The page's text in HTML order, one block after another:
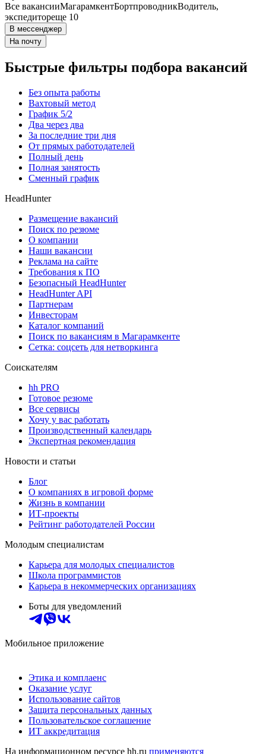
Все вакансииМагарамкентБортпроводникВодитель,
экспедитореще 10
В мессенджер
На почту
Быстрые фильтры подбора вакансий
Без опыта работы
Вахтовый метод
График 5/2
Два через два
За последние три дня
От прямых работодателей
Полный день
Полная занятость
Сменный график
HeadHunter
Размещение вакансий
Поиск по резюме
О компании
Наши вакансии
Реклама на сайте
Требования к ПО
Безопасный HeadHunter
HeadHunter API
Партнерам
Инвесторам
Каталог компаний
Поиск по вакансиям в Магарамкенте
Сетка: соцсеть для нетворкинга
Соискателям
hh PRO
Готовое резюме
Все сервисы
Хочу у вас работать
Производственный календарь
Экспертная рекомендация
Новости и статьи
Блог
О компаниях в игровой форме
Жизнь в компании
ИТ-проекты
Рейтинг работодателей России
Молодым специалистам
Карьера для молодых специалистов
Школа программистов
Карьера в некоммерческих организациях
Боты для уведомлений
Мобильное приложение
Этика и комплаенс
Оказание услуг
Использование сайтов
Защита персональных данных
Пользовательское соглашение
ИТ аккредитация
На информационном ресурсе hh.ru применяются